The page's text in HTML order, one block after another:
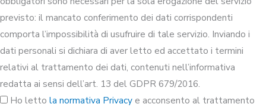
previsto: il mancato conferimento dei dati corrispondenti
comporta l’impossibilità di usufruire di tale servizio. Inviando i
dati personali si dichiara di aver letto ed accettato i termini
relativi al trattamento dei dati, contenuti nell’informativa
redatta ai sensi dell’art. 13 del GDPR 679/2016.
Ho letto la normativa Privacy e acconsento al trattamento